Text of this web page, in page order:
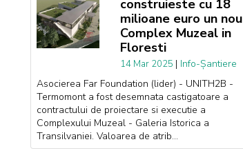
construieste cu 18
milioane euro un nou
Complex Muzeal in
Floresti
14 Mar 2025 | Info-Șantiere
Asocierea Far Foundation (lider) - UNITH2B -
Termomont a fost desemnata castigatoare a
contractului de proiectare si executie a
Complexului Muzeal - Galeria Istorica a
Transilvaniei. Valoarea de atrib...